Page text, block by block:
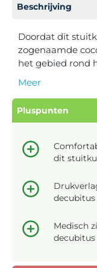
Beschrijving
Doordat dit
zogenaamde
het gebied rond
Meer
Pluspunten
dit
Medisch
decubitus